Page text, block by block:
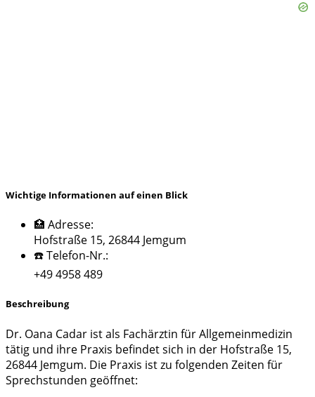
Wichtige Informationen auf einen Blick
🏥 Adresse:
Hofstraße 15, 26844 Jemgum
☎️ Telefon-Nr.:
+49 4958 489
Beschreibung
Dr. Oana Cadar ist als Fachärztin für Allgemeinmedizin
tätig und ihre Praxis befindet sich in der Hofstraße 15,
26844 Jemgum. Die Praxis ist zu folgenden Zeiten für
Sprechstunden geöffnet: